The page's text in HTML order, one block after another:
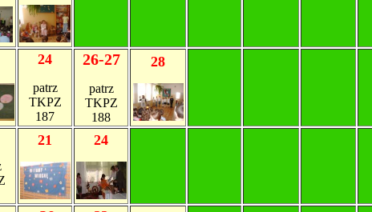
24
patrz
TKPZ
187
26-27
patrz
TKPZ
188
28
21 24